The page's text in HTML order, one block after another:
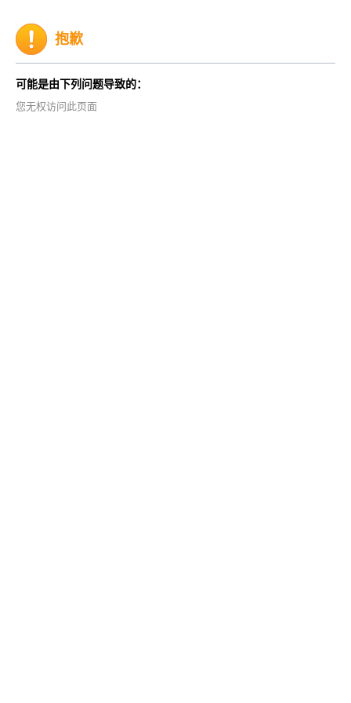
抱歉
可能是由下列问题导致的：
您无权访问此页面